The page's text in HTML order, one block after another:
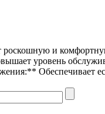
и
уровень
Обеспечивает